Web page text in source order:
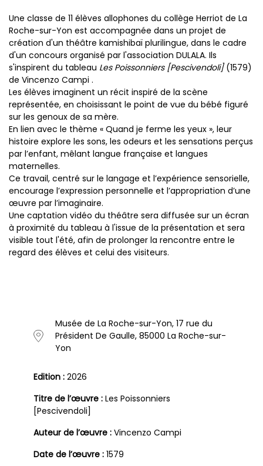
Une classe de 11 élèves allophones du collège Herriot de La
Roche-sur-Yon est accompagnée dans un projet de
création d'un théâtre kamishibaï plurilingue, dans le cadre
d'un concours organisé par l'association DULALA. Ils
s'inspirent du tableau Les Poissonniers [Pescivendoli](1579)
de Vincenzo Campi .
Les élèves imaginent un récit inspiré de la scène
représentée, en choisissant le point de vue du bébé figuré
sur les genoux de sa mère.
En lien avec le thème « Quand je ferme les yeux », leur
histoire explore les sons, les odeurs et les sensations perçus
par l’enfant, mêlant langue française et langues
maternelles.
Ce travail, centré sur le langage et l’expérience sensorielle,
encourage l’expression personnelle et l’appropriation d’une
œuvre par l’imaginaire.
Une captation vidéo du théâtre sera diffusée sur un écran
à proximité du tableau à l'issue de la présentation et sera
visible tout l'été, afin de prolonger la rencontre entre le
regard des élèves et celui des visiteurs.
Musée de La Roche-sur-Yon, 17 rue du
Président De Gaulle, 85000 La Roche-sur-
Yon
Edition : 2026
Titre de l’œuvre : Les Poissonniers
[Pescivendoli]
Auteur de l’œuvre : Vincenzo Campi
Date de l’œuvre : 1579